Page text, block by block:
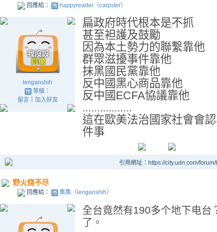
回應給： happyreader（carpster）
lenganshih
等級：
留言｜ 加入好友
扁政府時代根本是不抓
甚至袒護及鼓勵
因為本土勢力的聯繫靠他
群眾滋擾事件靠他
抹黑國民黨靠他
反中國黑心商品靠他
反中國ECFA協議靠他
.................
這在歐美法治國家社會會
件事
引用網址：https://city.udn.com/
野火烧不尽
回應給： 集集（lenganshih）
全台竟然有190多个地下电台
了。